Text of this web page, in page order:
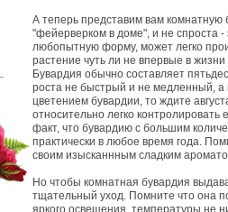
А теперь представим вам
"фейерверком в доме", и не спроста
любопытную форму, может легко
растение чуть ли не впервые в
Бувардия обычно составляет
роста не быстрый и не медленный, а
цветением бувардии, то ждите
относительно легко контролировать
факт, что бувардию с большим
практически в любое время года.
своим изысканнным сладким
Но чтобы комнатная бувардия
тщательный уход. Помните что она
яркого освещения, температуры не